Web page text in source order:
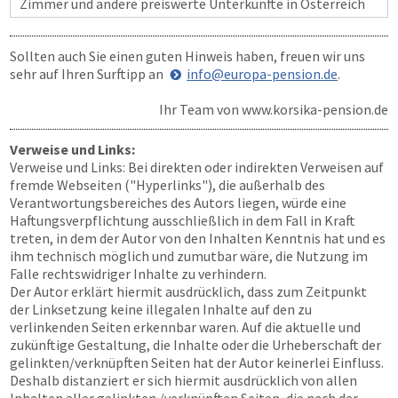
Zimmer und andere preiswerte Unterkünfte in Österreich
Sollten auch Sie einen guten Hinweis haben, freuen wir uns
sehr auf Ihren Surftipp an
info@europa-pension.de.
Ihr Team von www.korsika-pension.de
Verweise und Links:
Verweise und Links: Bei direkten oder indirekten Verweisen auf
fremde Webseiten ("Hyperlinks"), die außerhalb des
Verantwortungsbereiches des Autors liegen, würde eine
Haftungsverpflichtung ausschließlich in dem Fall in Kraft
treten, in dem der Autor von den Inhalten Kenntnis hat und es
ihm technisch möglich und zumutbar wäre, die Nutzung im
Falle rechtswidriger Inhalte zu verhindern.
Der Autor erklärt hiermit ausdrücklich, dass zum Zeitpunkt
der Linksetzung keine illegalen Inhalte auf den zu
verlinkenden Seiten erkennbar waren. Auf die aktuelle und
zukünftige Gestaltung, die Inhalte oder die Urheberschaft der
gelinkten/verknüpften Seiten hat der Autor keinerlei Einfluss.
Deshalb distanziert er sich hiermit ausdrücklich von allen